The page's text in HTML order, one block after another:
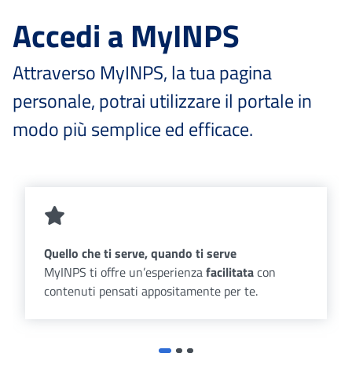
Accedi a MyINPS
Attraverso MyINPS, la tua pagina
personale, potrai utilizzare il portale in
modo più semplice ed efficace.
Quello che ti serve, quando ti serve
MyINPS ti offre un’esperienzafacilitatacon
contenuti pensati appositamente per te.